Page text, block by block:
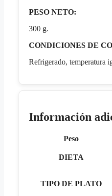
PESO NETO:
300 g.
CONDICIONES DE
Refrigerado, temperatura
Información
Peso
DIETA
TIPO DE PLATO